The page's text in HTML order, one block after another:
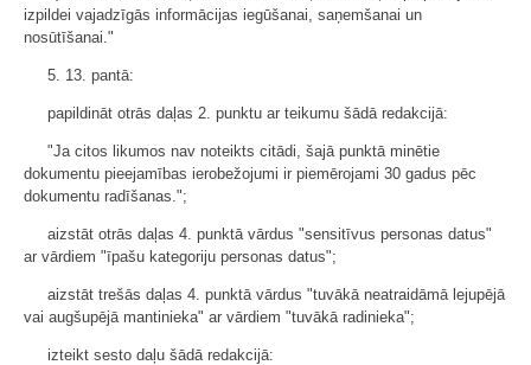
izpildei vajadzīgās informācijas iegūšanai, saņemšanai un
nosūtīšanai."
5. 13. pantā:
papildināt otrās daļas 2. punktu ar teikumu šādā redakcijā:
"Ja citos likumos nav noteikts citādi, šajā punktā minētie
dokumentu pieejamības ierobežojumi ir piemērojami 30 gadus pēc
dokumentu radīšanas.";
aizstāt otrās daļas 4. punktā vārdus "sensitīvus personas datus"
ar vārdiem "īpašu kategoriju personas datus";
aizstāt trešās daļas 4. punktā vārdus "tuvākā neatraidāmā lejupējā
vai augšupējā mantinieka" ar vārdiem "tuvākā radinieka";
izteikt sesto daļu šādā redakcijā: